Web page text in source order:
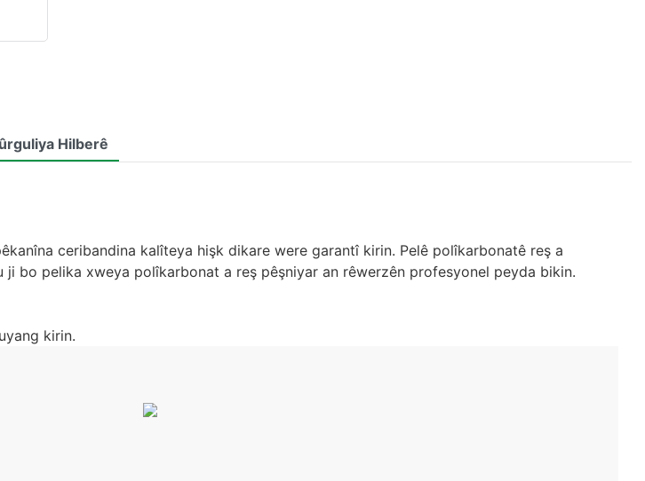
Hilberê
ceribandina kalîteya hişk dikare were garantî kirin. Pelê polîkarbonatê reş a
bo pelika xweya polîkarbonat a reş pêşniyar an rêwerzên profesyonel peyda bikin.
kirin.